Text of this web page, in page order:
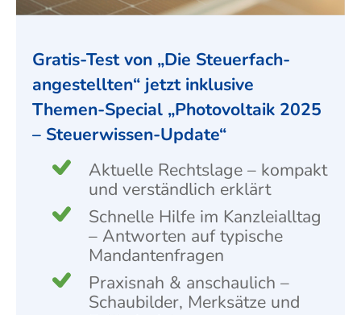
Gratis-Test von „Die Steuer­fach­
angestellten“ jetzt inklusive
Themen-Special „Photo­voltaik 2025
– Steuerwissen-Update“
Aktuelle Rechtslage – kompakt
und verständlich erklärt
Schnelle Hilfe im Kanzleialltag
– Antworten auf typische
Mandanten­fragen
Praxisnah & anschaulich –
Schau­bilder, Merksätze und